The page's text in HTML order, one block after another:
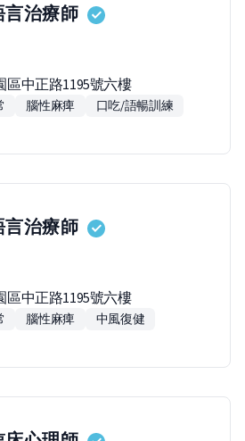
言治療師
區中正路1195號六樓
腦性麻痺
口吃/語暢訓練
言治療師
區中正路1195號六樓
腦性麻痺
中風復健